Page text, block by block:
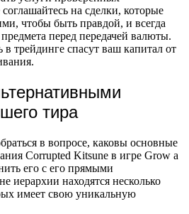
на сделки, которые
чтобы быть правдой, и всегда
перед передачей валюты.
трейдинге спасут ваш капитал от
тира
в вопросе, каковы основные
Corrupted Kitsune в игре Grow a
его с его прямыми
иерархии находятся несколько
имеет свою уникальную